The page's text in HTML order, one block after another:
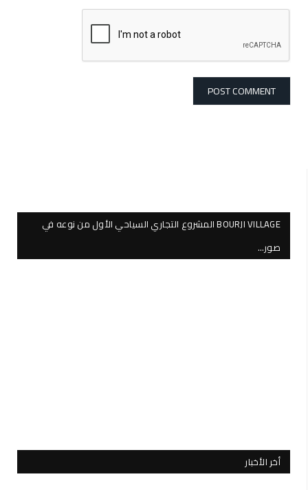
BOURJI VILLAGE المشروع التجاري السياحي الأول من نوعه في
صور…
أخر الأخبار